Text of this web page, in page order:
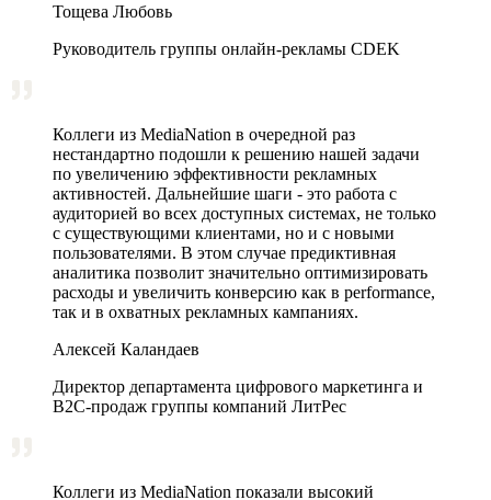
Тощева Любовь
Руководитель группы онлайн-рекламы CDEK
Коллеги из MediaNation в очередной раз
нестандартно подошли к решению нашей задачи
по увеличению эффективности рекламных
активностей. Дальнейшие шаги - это работа с
аудиторией во всех доступных системах, не только
с существующими клиентами, но и с новыми
пользователями. В этом случае предиктивная
аналитика позволит значительно оптимизировать
расходы и увеличить конверсию как в performance,
так и в охватных рекламных кампаниях.
Алексей Каландаев
Директор департамента цифрового маркетинга и
В2С-продаж группы компаний ЛитРес
Коллеги из MediaNation показали высокий